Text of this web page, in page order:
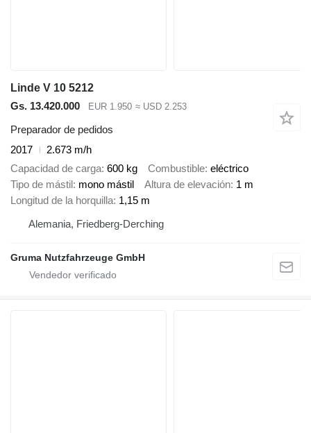
Linde V 10 5212
Gs. 13.420.000
EUR 1.950 ≈ USD 2.253
Preparador de pedidos
2017
2.673 m/h
Capacidad de carga 600 kg Combustible eléctrico
Tipo de mástil mono mástil Altura de elevación 1 m
Longitud de la horquilla 1,15 m
Alemania, Friedberg-Derching
Gruma Nutzfahrzeuge GmbH